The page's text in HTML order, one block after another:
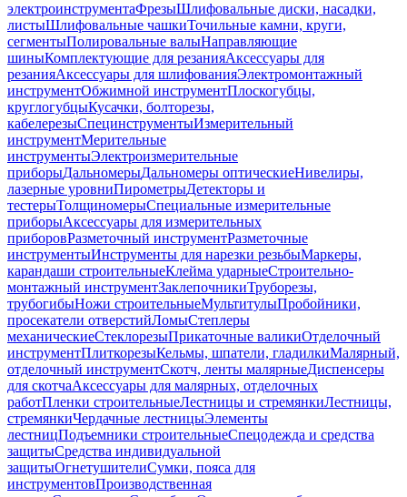
электроинструментаФрезыШлифовальные диски, насадки,
листыШлифовальные чашкиТочильные камни, круги,
сегментыПолировальные валыНаправляющие
шиныКомплектующие для резанияАксессуары для
резанияАксессуары для шлифованияЭлектромонтажный
инструментОбжимной инструментПлоскогубцы,
круглогубцыКусачки, болторезы,
кабелерезыСпецинструментыИзмерительный
инструментМерительные
инструментыЭлектроизмерительные
приборыДальномерыДальномеры оптическиеНивелиры,
лазерные уровниПирометрыДетекторы и
тестерыТолщиномерыСпециальные измерительные
приборыАксессуары для измерительных
приборовРазметочный инструментРазметочные
инструментыИнструменты для нарезки резьбыМаркеры,
карандаши строительныеКлейма ударныеСтроительно-
монтажный инструментЗаклепочникиТруборезы,
трубогибыНожи строительныеМультитулыПробойники,
просекатели отверстийЛомыСтеплеры
механическиеСтеклорезыПрикаточные валикиОтделочный
инструментПлиткорезыКельмы, шпатели, гладилкиМалярный,
отделочный инструментСкотч, ленты малярныеДиспенсеры
для скотчаАксессуары для малярных, отделочных
работПленки строительныеЛестницы и стремянкиЛестницы,
стремянкиЧердачные лестницыЭлементы
лестницПодъемники строительныеСпецодежда и средства
защитыСредства индивидуальной
защитыОгнетушителиСумки, пояса для
инструментовПроизводственная